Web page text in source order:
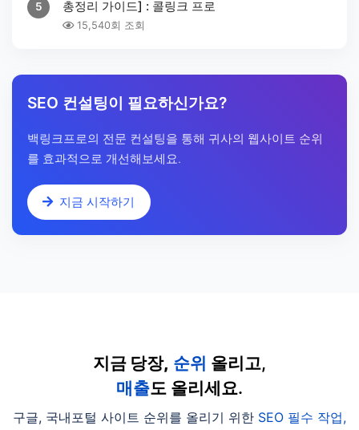
5
총정리 가이드] : 콜링크 프로
15,540회 조회
SEO 컨설팅이 필요하신가요?
백링크프로의 전문 컨설팅을 통해 귀사의 웹사이트 순위
를 효과적으로 개선해보세요.
지금 시작하기
지금 당장, 순위 올리고,
매출도 올리세요.
구글, 국내포털 사이트 순위를 올리기 위한 SEO 필수 작업,